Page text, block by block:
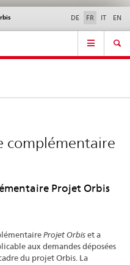
Contact | Support &
aide
DE FR IT EN
complémentaire
Projet Orbis
Projet Orbiset a
aux demandes déposées
du projet Orbis. La